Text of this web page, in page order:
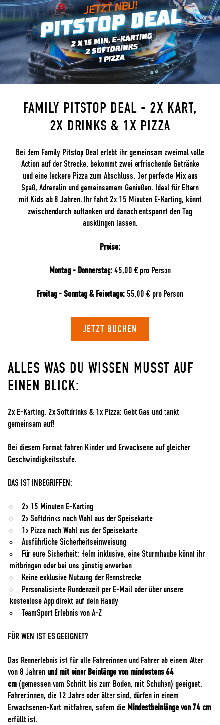
FAMILY PITSTOP DEAL - 2X KART,
2X DRINKS & 1X PIZZA
Bei dem Family Pitstop Deal erlebt ihr gemeinsam zweimal volle
Action auf der Strecke, bekommt zwei erfrischende Getränke
und eine leckere Pizza zum Abschluss. Der perfekte Mix aus
Spaß, Adrenalin und gemeinsamem Genießen. Ideal für Eltern
mit Kids ab 8 Jahren. Ihr fahrt 2x 15 Minuten E-Karting, könnt
zwischendurch auftanken und danach entspannt den Tag
ausklingen lassen.
Preise:
Montag - Donnerstag: 45,00 € pro Person
Freitag - Sonntag & Feiertage: 55,00 € pro Person
JETZT BUCHEN
ALLES WAS DU WISSEN MUSST AUF
EINEN BLICK:
2x E-Karting, 2x Softdrinks & 1x Pizza: Gebt Gas und tankt
gemeinsam auf!
Bei diesem Format fahren Kinder und Erwachsene auf gleicher
Geschwindigkeitsstufe.
DAS IST INBEGRIFFEN:
2x 15 Minuten E-Karting
2x Softdrinks nach Wahl aus der Speisekarte
1x Pizza nach Wahl aus der Speisekarte
Ausführliche Sicherheitseinweisung
Für eure Sicherheit: Helm inklusive, eine Sturmhaube könnt ihr
mitbringen oder bei uns günstig erwerben
Keine exklusive Nutzung der Rennstrecke
Personalisierte Rundenzeit per E-Mail oder über unsere
kostenlose App direkt auf dein Handy
TeamSport Erlebnis von A-Z
FÜR WEN IST ES GEEIGNET?
Das Rennerlebnis ist für alle Fahrerinnen und Fahrer ab einem Alter
von 8 Jahren und mit einer Beinlänge von mindestens 64
cm (gemessen vom Schritt bis zum Boden, mit Schuhen) geeignet.
Fahrer:innen, die 12 Jahre oder älter sind, dürfen in einem
Erwachsenen-Kart mitfahren, sofern die Mindestbeinlänge von 74 cm
erfüllt ist.